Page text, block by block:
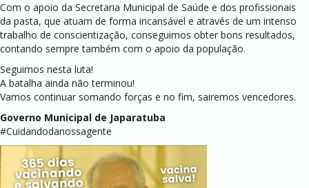
Com o apoio da Secretaria Municipal de Saúde e dos profissionais
da pasta, que atuam de forma incansável e através de um intenso
trabalho de conscientização, conseguimos obter bons resultados,
contando sempre também com o apoio da população.
Seguimos nesta luta!
A batalha ainda não terminou!
Vamos continuar somando forças e no fim, sairemos vencedores.
Governo Municipal de Japaratuba
#Cuidandodanossagente